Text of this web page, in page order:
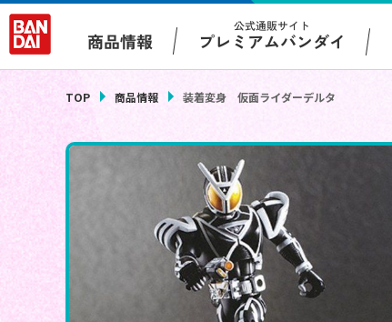
商品情報
公式通販サイト
プレミアムバンダイ
TOP 商品情報 装着変身 仮面ライダーデルタ